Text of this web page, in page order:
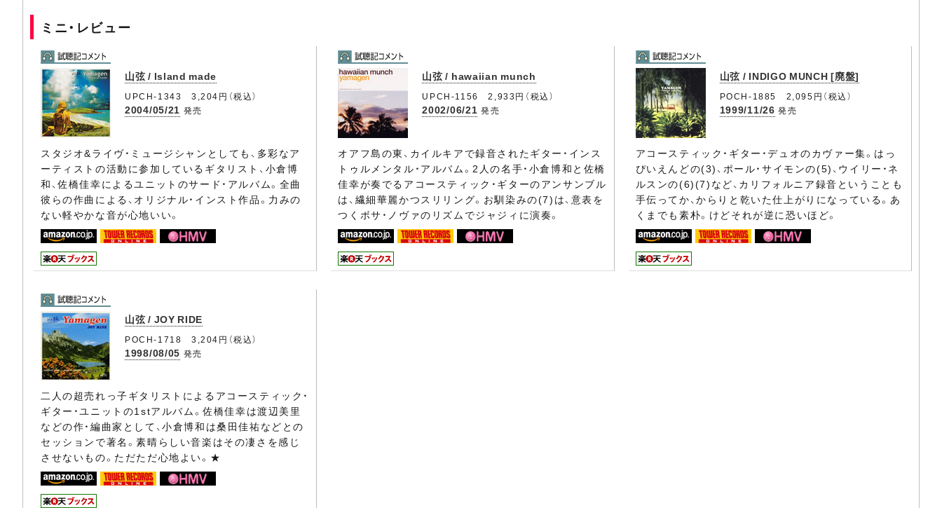
ミニ・レビュー
山弦 / Island made
UPCH-1343 3,204円（税込）
2004/05/21 発売
スタジオ&ライヴ・ミュージシャンとしても、多彩なア
ーティストの活動に参加しているギタリスト、小倉博
和、佐橋佳幸によるユニットのサード・アルバム。全曲
彼らの作曲による、オリジナル・インスト作品。力みの
ない軽やかな音が心地いい。
山弦 / hawaiian munch
UPCH-1156 2,933円（税込）
2002/06/21 発売
オアフ島の東、カイルキアで録音されたギター・インス
トゥルメンタル・アルバム。2人の名手・小倉博和と佐橋
佳幸が奏でるアコースティック・ギターのアンサンブル
は、繊細華麗かつスリリング。お馴染みの(7)は、意表を
つくボサ・ノヴァのリズムでジャジィに演奏。
山弦 / INDIGO MUNCH [廃盤]
POCH-1885 2,095円（税込）
1999/11/26 発売
アコースティック・ギター・デュオのカヴァー集。はっ
ぴいえんどの(3)、ポール・サイモンの(5)、ウイリー・ネ
ルスンの(6)(7)など、カリフォルニア録音ということも
手伝ってか、からりと乾いた仕上がりになっている。あ
くまでも素朴。けどそれが逆に恐いほど。
山弦 / JOY RIDE
POCH-1718 3,204円（税込）
1998/08/05 発売
二人の超売れっ子ギタリストによるアコースティック・
ギター・ユニットの1stアルバム。佐橋佳幸は渡辺美里
などの作・編曲家として、小倉博和は桑田佳祐などとの
セッションで著名。素晴らしい音楽はその凄さを感じ
させないもの。ただただ心地よい。★